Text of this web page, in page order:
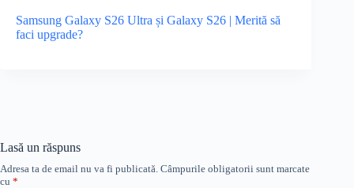
Samsung Galaxy S26 Ultra și Galaxy S26 | Merită să
faci upgrade?
Lasă un răspuns
Adresa ta de email nu va fi publicată. Câmpurile obligatorii sunt marcate
cu *